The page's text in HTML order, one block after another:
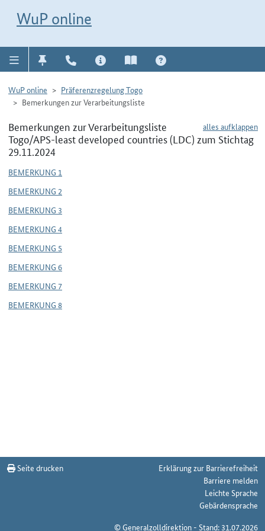
WuP online
WuP online
Präferenzregelung Togo
Bemerkungen zur Verarbeitungsliste
alles aufklappen
Bemerkungen zur Verarbeitungsliste
Togo/APS-least developed countries (LDC) zum Stichtag
29.11.2024
BEMERKUNG 1
BEMERKUNG 2
BEMERKUNG 3
BEMERKUNG 4
BEMERKUNG 5
BEMERKUNG 6
BEMERKUNG 7
BEMERKUNG 8
Seite drucken
Erklärung zur Barrierefreiheit
Barriere melden
Leichte Sprache
Gebärdensprache
© Generalzolldirektion - Stand: 31.07.2026